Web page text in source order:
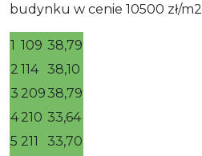
budynku w cenie 10500 zł/m2
1 109 38,79
2 114 38,10
3 20938,79
4 210 33,64
5 211
33,70